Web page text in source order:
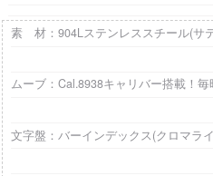
素 材：904Lステンレススチール(サ
ムーブ：Cal.8938キャリバー搭載！
文字盤：バーインデックス(クロマラ